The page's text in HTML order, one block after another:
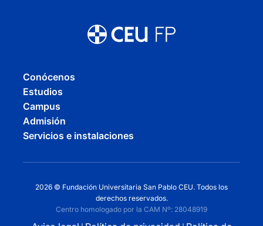
Conócenos
Estudios
Campus
Admisión
Servicios e instalaciones
2026 © Fundación Universitaria San Pablo CEU. Todos los
derechos reservados.
Centro homologado por la CAM Nº: 28048919